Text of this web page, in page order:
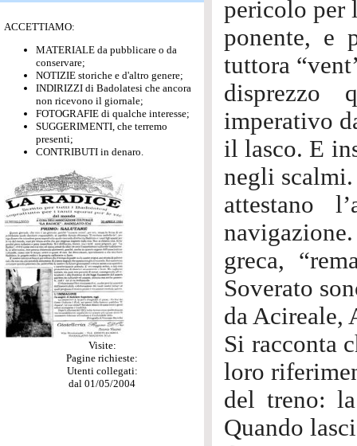
ACCETTIAMO:
MATERIALE da pubblicare o da
conservare;
NOTIZIE storiche e d'altro genere;
INDIRIZZI di Badolatesi che ancora
non ricevono il giornale;
FOTOGRAFIE di qualche interesse;
SUGGERIMENTI, che terremo
presenti;
CONTRIBUTI in denaro.
Visite:
Pagine richieste:
Utenti collegati:
dal 01/05/2004
pericolo per
ponente, e
tuttora
disprezzo
imperativo
il lasco. E
negli
attestano
greca,
Soverato
da Acireale,
Si racconta
loro
del treno:
Quando